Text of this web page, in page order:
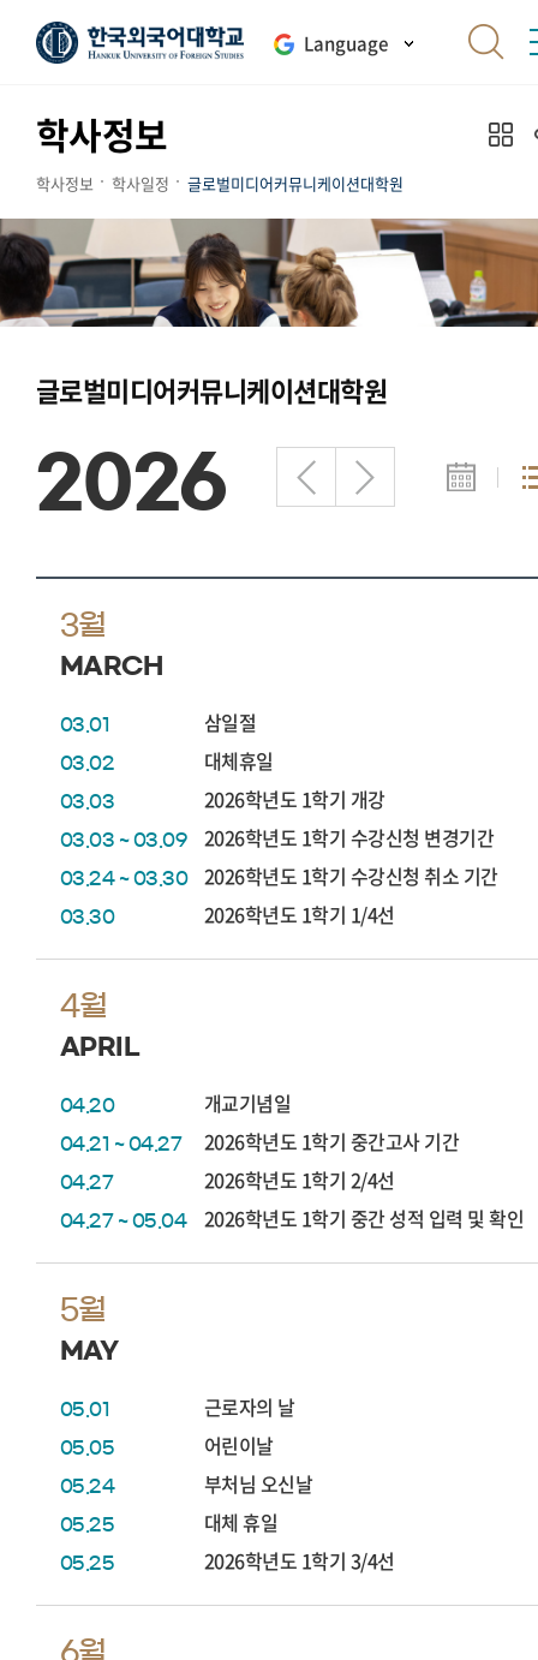
Language
학사정보
학사정보 학사일정 글로벌미디어커뮤니케이션대학원
글로벌미디어커뮤니케이션대학원
2026
3월
MARCH
03.01 삼일절
03.02 대체휴일
03.03 2026학년도 1학기 개강
03.03 ~ 03.09 2026학년도 1학기 수강신청 변경기간
03.24 ~ 03.30 2026학년도 1학기 수강신청 취소 기간
03.30 2026학년도 1학기 1/4선
4월
APRIL
04.20 개교기념일
04.21 ~ 04.27 2026학년도 1학기 중간고사 기간
04.27 2026학년도 1학기 2/4선
04.27 ~ 05.04 2026학년도 1학기 중간 성적 입력 및 확인
5월
MAY
05.01 근로자의 날
05.05 어린이날
05.24 부처님 오신날
05.25 대체 휴일
05.25 2026학년도 1학기 3/4선
6월